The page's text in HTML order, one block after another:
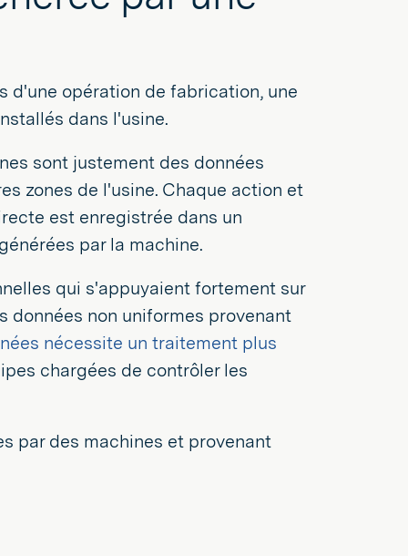
d'une opération de fabrication, une
dans l'usine.
sont justement des données
zones de l'usine. Chaque action et
est enregistrée dans un
par la machine.
qui s'appuyaient fortement sur
non uniformes provenant
nécessite un traitement plus
chargées de contrôler les
par des machines et provenant